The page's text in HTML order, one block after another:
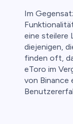
Im
eine steilere
diejenigen,
finden oft,
eToro im
von Binance